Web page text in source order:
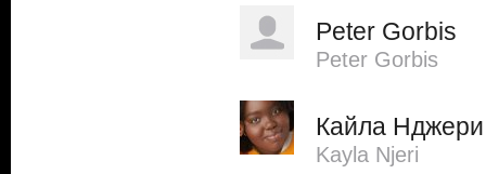
Peter Gorbis
Peter Gorbis
Кайла Нджери
Kayla Njeri